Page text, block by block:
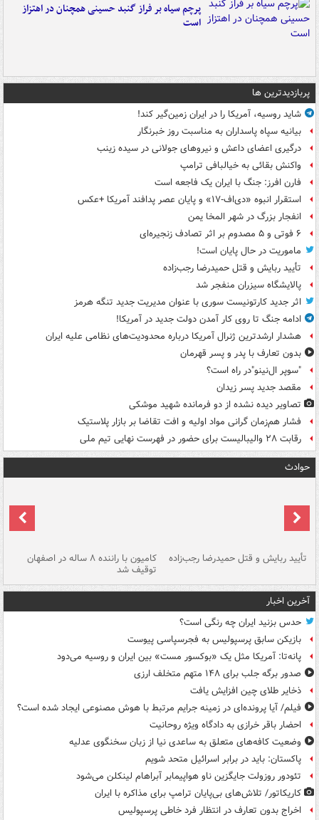
پرچم سیاه بر فراز گنبد حسینی همچنان در اهتزاز
است
پربازدیدترین ها
شاید روسیه، آمریکا را در ایران زمین‌گیر کند!
بیانیه سپاه پاسداران به مناسبت روز خبرنگار
درگیری اعضای داعش و نیروهای جولانی در سیده زینب
واکنش بقائی به خیالبافی ترامپ
فارن افرز: جنگ با ایران یک فاجعه است
استقرار انبوه «دی‌اف‑۱۷» و پایان عصر پدافند آمریکا +عکس
انفجار بزرگ در شهر المخا یمن
۶ فوتی و ۵ مصدوم بر اثر تصادف زنجیره‌ای
ماموریت در حال پایان است!
تأیید ربایش و قتل حمیدرضا رجب‌زاده
پالایشگاه سیزران منفجر شد
اثر جدید کارتونیست سوری با عنوان مدیریت جدید تنگه هرمز
ادامه جنگ تا روی کار آمدن دولت جدید در آمریکا!
هشدار ارشدترین ژنرال آمریکا درباره محدودیت‌های نظامی علیه ایران
بدون تعارف با پدر و پسر قهرمان
"سوپر ال‌نینو"در راه است؟
مقصد جدید پسر زیدان
تصاویر دیده‌ نشده از دو فرمانده شهید موشکی
فشار هم‌زمان گرانی مواد اولیه و افت تقاضا بر بازار پلاستیک
رقابت ۲۸ والیبالیست برای حضور در فهرست نهایی تیم ملی
حوادث
تأیید ربایش و قتل حمیدرضا رجب‌زاده کامیون با راننده ۸ ساله در اصفهان
توقیف شد
آخرین اخبار
حدس بزنید ایران چه رنگی است؟
بازیکن سابق پرسپولیس به فجرسپاسی پیوست
پانه‌تا: آمریکا مثل یک «بوکسور مست» بین ایران و روسیه می‌دود
صدور برگه جلب برای ۱۴۸ متهم متخلف ارزی
ذخایر طلای چین افزایش یافت
فیلم/ آیا پرونده‌ای در زمینه جرایم مرتبط با هوش مصنوعی ایجاد شده است؟
احضار باقر خرازی به دادگاه ویژه روحانیت
وضعیت کافه‌های متعلق به ساعدی نیا از زبان سخنگوی عدلیه
پاکستان: باید در برابر اسرائیل متحد شویم
تئودور روزولت جایگزین ناو هواپیمابر آبراهام لینکلن می‌شود
کاریکاتور/ تلاش‌های بی‌پایان ترامپ برای مذاکره با ایران
اخراج بدون تعارف در انتظار فرد خاطی پرسپولیس